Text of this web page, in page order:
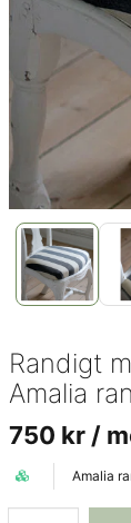
Randigt
Amalia
750 kr /
Amalia